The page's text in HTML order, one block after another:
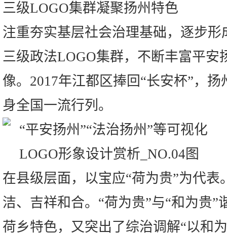
三级LOGO集群凝聚扬州特色
注重夯实基层社会治理基础，逐步
三级政法LOGO集群，不断丰富平安
像。2017年江都区捧回“长安杯”，
身全国一流行列。
在县级层面，以宝应“荷为贵”为代表
洁、吉祥和合。“荷为贵”与“和为贵”
荷乡特色，又突出了综治调解“以和